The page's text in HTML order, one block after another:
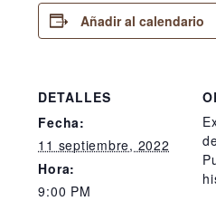
Añadir al calendario
DETALLES
Fecha:
11 septiembre, 2022
Hora:
9:00 PM